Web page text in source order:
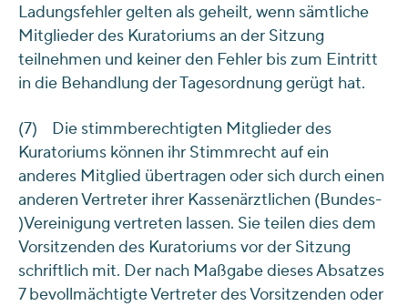
Ladungsfehler gelten als geheilt, wenn sämtliche
Mitglieder des Kuratoriums an der Sitzung
teilnehmen und keiner den Fehler bis zum Eintritt
in die Behandlung der Tagesordnung gerügt hat.
(7) Die stimmberechtigten Mitglieder des
Kuratoriums können ihr Stimmrecht auf ein
anderes Mitglied übertragen oder sich durch einen
anderen Vertreter ihrer Kassenärztlichen (Bundes-
)Vereinigung vertreten lassen. Sie teilen dies dem
Vorsitzenden des Kuratoriums vor der Sitzung
schriftlich mit. Der nach Maßgabe dieses Absatzes
7 bevollmächtigte Vertreter des Vorsitzenden oder